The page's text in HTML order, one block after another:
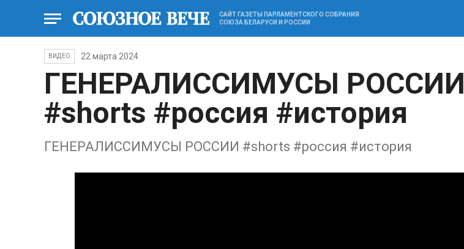
САЙТ ГАЗЕТЫ ПАРЛАМЕНТСКОГО СОБРАНИЯ
СОЮЗА БЕЛАРУСИ И РОССИИ
ВИДЕО 22 марта 2024
ГЕНЕРАЛИССИМУСЫ РОССИИ
#shorts #россия #история
ГЕНЕРАЛИССИМУСЫ РОССИИ #shorts #россия #история